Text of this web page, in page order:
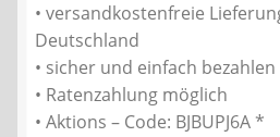
• versandkostenfreie
Deutschland
• sicher und einfach bezahlen
• Ratenzahlung möglich
• Aktions – Code: BJBUPJ6A *